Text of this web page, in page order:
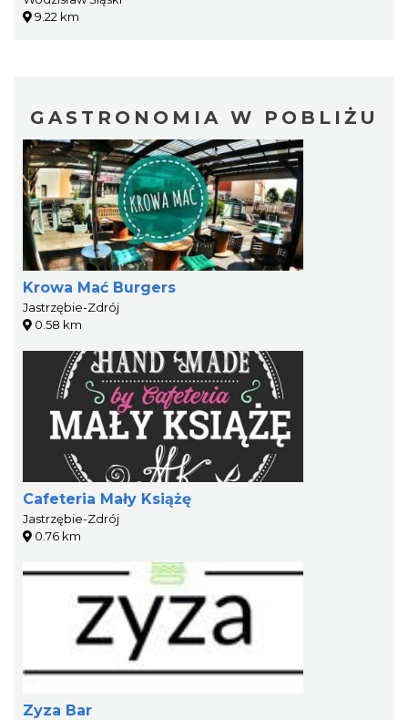
9.22 km
GASTRONOMIA W POBLIŻU
Krowa Mać Burgers
Jastrzębie-Zdrój
0.58 km
Cafeteria Mały Książę
Jastrzębie-Zdrój
0.76 km
Zyza Bar